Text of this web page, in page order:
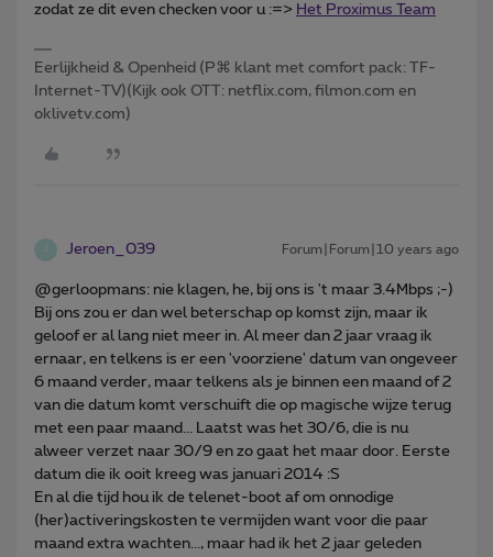
zodat ze dit even checken voor u :=> Het Proximus Team
Eerlijkheid & Openheid (P⌘ klant met comfort pack: TF-
Internet-TV)(Kijk ook OTT: netflix.com, filmon.com en
oklivetv.com)
J Jeroen_039 Forum|Forum|10 years ago
@gerloopmans: nie klagen, he, bij ons is 't maar 3.4Mbps ;-)
Bij ons zou er dan wel beterschap op komst zijn, maar ik
geloof er al lang niet meer in. Al meer dan 2 jaar vraag ik
ernaar, en telkens is er een 'voorziene' datum van ongeveer
6 maand verder, maar telkens als je binnen een maand of 2
van die datum komt verschuift die op magische wijze terug
met een paar maand... Laatst was het 30/6, die is nu
alweer verzet naar 30/9 en zo gaat het maar door. Eerste
datum die ik ooit kreeg was januari 2014 :S
En al die tijd hou ik de telenet-boot af om onnodige
(her)activeringskosten te vermijden want voor die paar
maand extra wachten..., maar had ik het 2 jaar geleden